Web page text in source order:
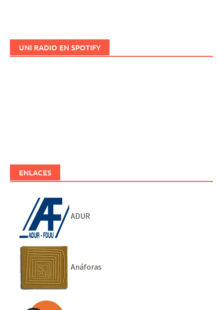
UNI RADIO EN SPOTIFY
ENLACES
ADUR
Anáforas